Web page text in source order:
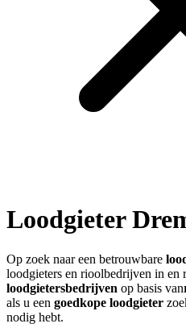
Loodgieter
Op zoek naar een betrouwbare
loodgieters en rioolbedrijven in en
loodgietersbedrijven op basis van
als u een goedkope loodgieter
nodig hebt.